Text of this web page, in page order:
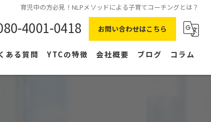
育児中の方必見！NLPメソッドによる子育てコーチングとは？
4001-0418 お問い合わせはこちら
ある質問 YTCの特徴 会社概要 ブログ コラム